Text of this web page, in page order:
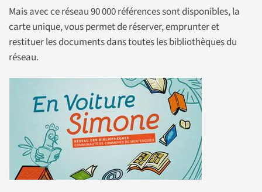
Mais avec ce réseau 90 000 références sont disponibles, la
carte unique, vous permet de réserver, emprunter et
restituer les documents dans toutes les bibliothèques du
réseau.